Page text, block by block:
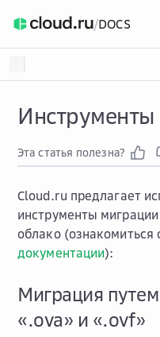
/DOCS
Эта статья полезна?
Cloud.ru предлагает
инструменты
облако
документации):
Миграция
«.ova» и «.ovf»